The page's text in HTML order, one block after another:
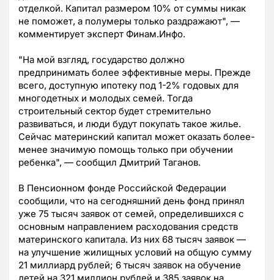
отделкой. Капитал размером 10% от суммы никак
не поможет, а полумеры только раздражают", —
комментирует эксперт Финам.Инфо.
"На мой взгляд, государство должно
предпринимать более эффективные меры. Прежде
всего, доступную ипотеку под 1-2% годовых для
многодетных и молодых семей. Тогда
строительный сектор будет стремительно
развиваться, и люди будут покупать такое жилье.
Сейчас материнский капитал может оказать более-
менее значимую помощь только при обучении
ребенка", — сообщил Дмитрий Таганов.
В Пенсионном фонде Российской Федерации
сообщили, что на сегодняшний день фонд принял
уже 75 тысяч заявок от семей, определившихся с
основным направлением расходования средств
материнского капитала. Из них 68 тысяч заявок —
на улучшение жилищных условий на общую сумму
21 миллиард рублей; 6 тысяч заявок на обучение